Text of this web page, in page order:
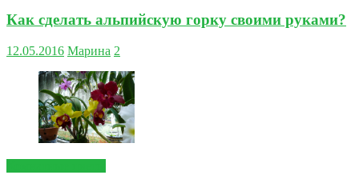
Как сделать альпийскую горку своими руками?
12.05.2016 Марина 2